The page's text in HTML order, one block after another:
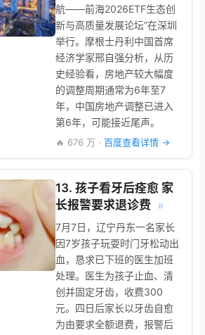
航——前海2026ETF生态创
新与高质量发展论坛”在深圳
举行。摩根士丹利中国首席
经济学家邢自强分析，从历
史经验看，房地产较大幅度
的调整周期通常为6年至7
年，中国房地产调整已进入
第6年，可能接近尾声。
🔥 676 万 · 百度查看详情 →
13. 孩子看牙后痊愈 家
长报警要求退诊费
#
7月7日，辽宁丹东一名家长
因7岁孩子玩耍时门牙松动出
血，恳求已下班的医生加班
处理。医生为孩子止血、清
创并固定牙齿，收费300
元。四日后家长以牙齿自愈
为由要求全额退费，报警后